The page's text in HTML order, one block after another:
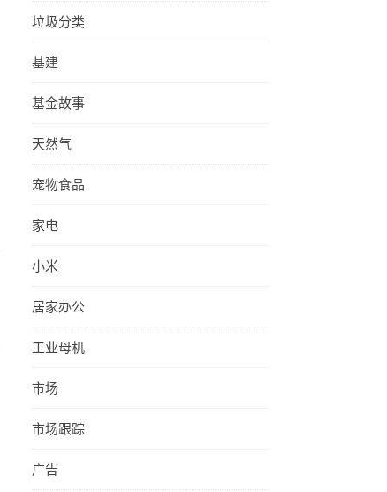
垃圾分类
基建
基金故事
天然气
宠物食品
家电
小米
居家办公
工业母机
市场
市场跟踪
广告